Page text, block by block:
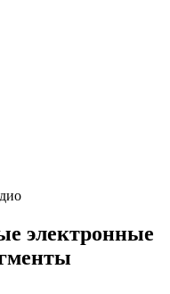
электронные